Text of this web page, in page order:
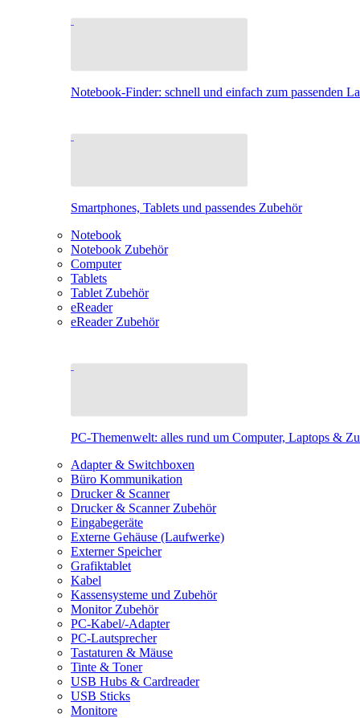
Notebook-Finder: schnell und einfach zum passenden
Smartphones, Tablets und passendes Zubehör
Notebook
Notebook Zubehör
Computer
Tablets
Tablet Zubehör
eReader
eReader Zubehör
PC-Themenwelt: alles rund um Computer, Laptops &
Adapter & Switchboxen
Büro Kommunikation
Drucker & Scanner
Drucker & Scanner Zubehör
Eingabegeräte
Externe Gehäuse (Laufwerke)
Externer Speicher
Grafiktablet
Kabel
Kassensysteme und Zubehör
Monitor Zubehör
PC-Kabel/-Adapter
PC-Lautsprecher
Tastaturen & Mäuse
Tinte & Toner
USB Hubs & Cardreader
USB Sticks
Monitore